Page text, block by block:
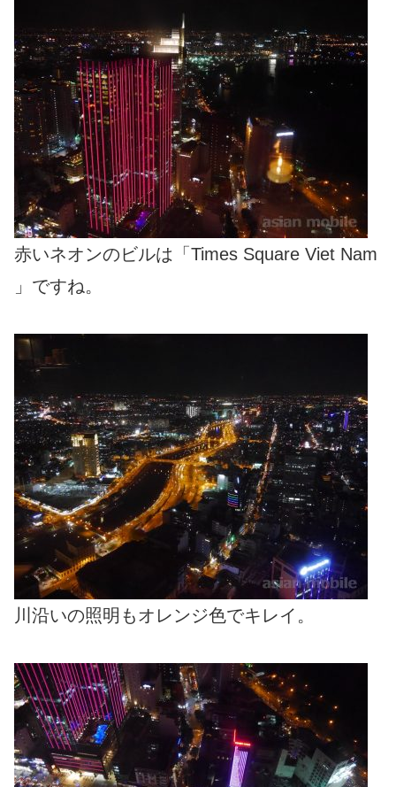
赤いネオンのビルは「Times Square Viet Nam
」ですね。
川沿いの照明もオレンジ色でキレイ。